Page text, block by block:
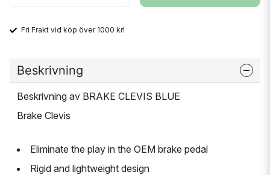
Fri Frakt vid köp över 1000 kr!
Beskrivning
Beskrivning av BRAKE CLEVIS BLUE
Brake Clevis
Eliminate the play in the OEM brake pedal
Rigid and lightweight design